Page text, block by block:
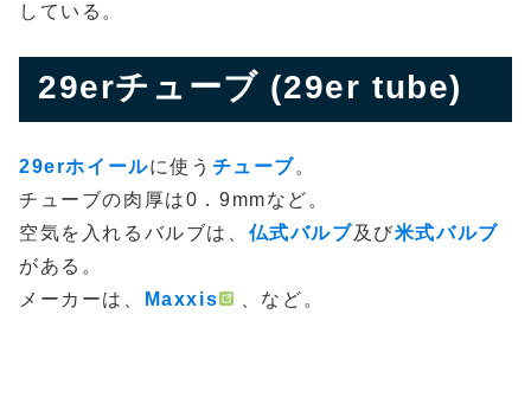
している。
29erチューブ (29er tube)
29erホイールに使う チューブ。
チューブの肉厚は0．9mmなど。
空気を入れるバルブは、 仏式バルブ及び米式バルブ
がある。
メーカーは、
Maxxis 、など。